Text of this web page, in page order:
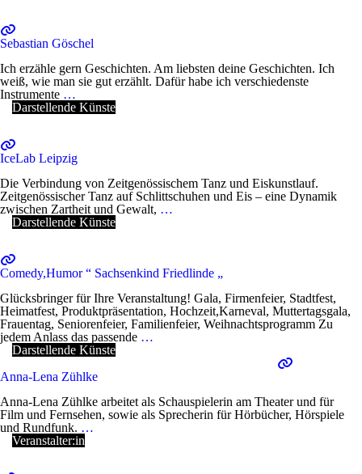
Sebastian Göschel
Ich erzähle gern Geschichten. Am liebsten deine Geschichten. Ich
weiß, wie man sie gut erzählt. Dafür habe ich verschiedenste
Instrumente …
Darstellende Künste
IceLab Leipzig
Die Verbindung von Zeitgenössischem Tanz und Eiskunstlauf.
Zeitgenössischer Tanz auf Schlittschuhen und Eis – eine Dynamik
zwischen Zartheit und Gewalt, …
Darstellende Künste
Comedy,Humor “ Sachsenkind Friedlinde „
Glücksbringer für Ihre Veranstaltung! Gala, Firmenfeier, Stadtfest,
Heimatfest, Produktpräsentation, Hochzeit,Karneval, Muttertagsgala,
Frauentag, Seniorenfeier, Familienfeier, Weihnachtsprogramm Zu
jedem Anlass das passende …
Darstellende Künste
Anna-Lena Zühlke
Anna-Lena Zühlke arbeitet als Schauspielerin am Theater und für
Film und Fernsehen, sowie als Sprecherin für Hörbücher, Hörspiele
und Rundfunk. …
Veranstalter:in